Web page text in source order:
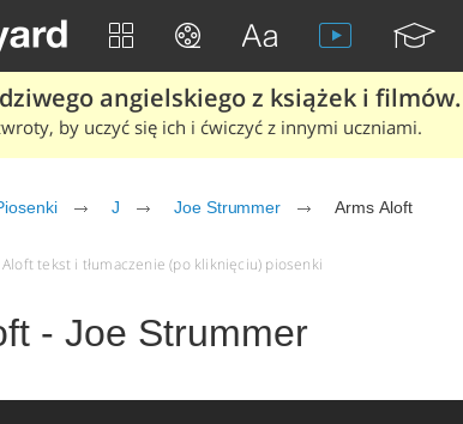
angielskiego z książek i filmów.
by uczyć się ich i ćwiczyć z innymi uczniami.
J Joe Strummer Arms Aloft
tekst i tłumaczenie (po kliknięciu) piosenki
- Joe Strummer